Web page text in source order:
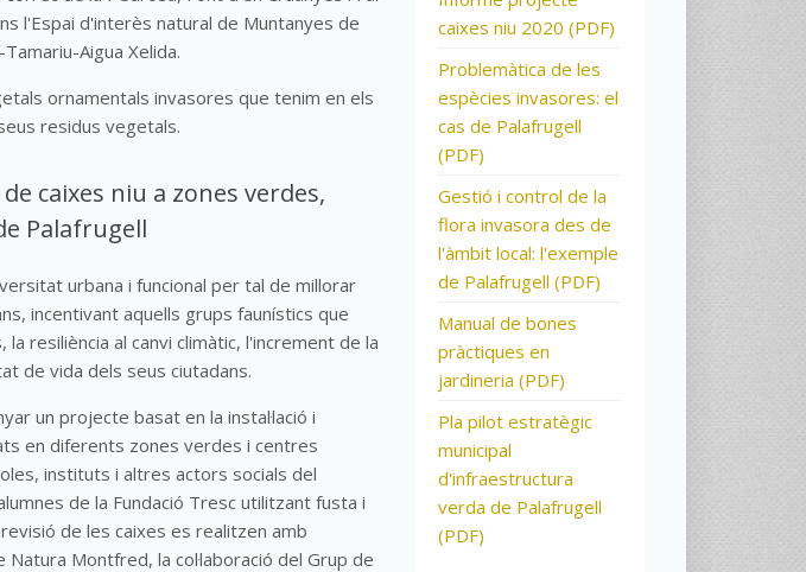
l'Espai d'interès natural de Muntanyes de
Aigua Xelida.
ornamentals invasores que tenim en els
residus vegetals.
caixes niu a zones verdes,
Palafrugell
urbana i funcional per tal de millorar
incentivant aquells grups faunístics que
resiliència al canvi climàtic, l'increment de la
de vida dels seus ciutadans.
un projecte basat en la instal·lació i
en diferents zones verdes i centres
instituts i altres actors socials del
de la Fundació Tresc utilitzant fusta i
de les caixes es realitzen amb
Montfred, la col·laboració del Grup de
caixes niu 2020 (PDF)
Problemàtica de les
espècies invasores: el
cas de Palafrugell
(PDF)
Gestió i control de la
flora invasora des de
l'àmbit local: l'exemple
de Palafrugell (PDF)
Manual de bones
pràctiques en
jardineria (PDF)
Pla pilot estratègic
municipal
d'infraestructura
verda de Palafrugell
(PDF)